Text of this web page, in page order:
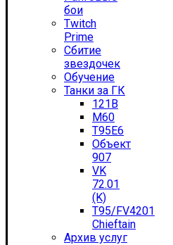
бои
Twitch
Prime
Сбитие
звездочек
Обучение
Танки за ГК
121B
M60
T95E6
Объект
907
VK
72.01
(K)
T95/FV4201
Chieftain
Архив услуг